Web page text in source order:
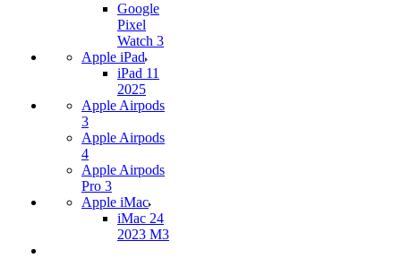
Google
Pixel
Watch 3
Apple iPad
iPad 11
2025
Apple Airpods
3
Apple Airpods
4
Apple Airpods
Pro 3
Apple iMac
iMac 24
2023 M3